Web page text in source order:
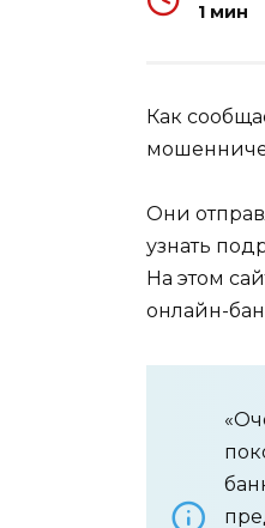
1 мин
Как
Они
узнать
На этом
онлайн-